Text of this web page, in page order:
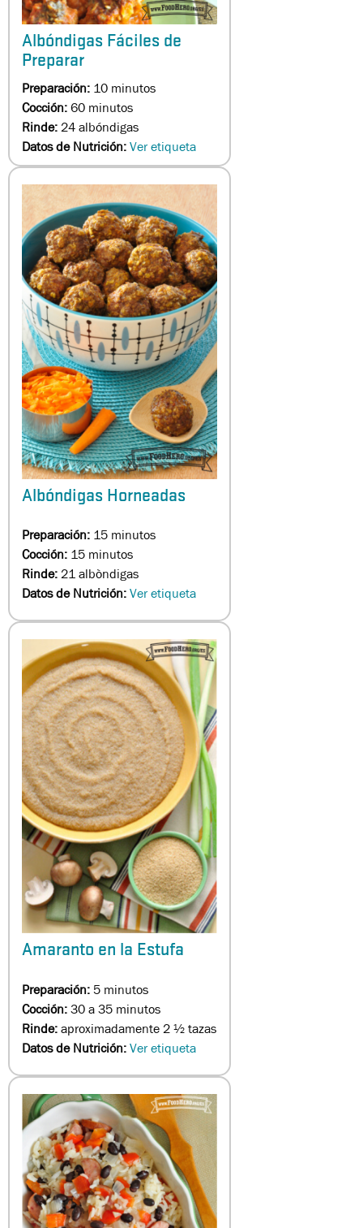
Albóndigas Fáciles de
Preparar
Preparación: 10 minutos
Cocción:60 minutos
Rinde:24 albóndigas
Datos de Nutrición:Ver etiqueta
Albóndigas Horneadas
Preparación: 15 minutos
Cocción: 15 minutos
Rinde:21 albòndigas
Datos de Nutrición:Ver etiqueta
Amaranto en la Estufa
Preparación:5 minutos
Cocción:30 a 35 minutos
Rinde:aproximadamente 2 ½ tazas
Datos de Nutrición:Ver etiqueta